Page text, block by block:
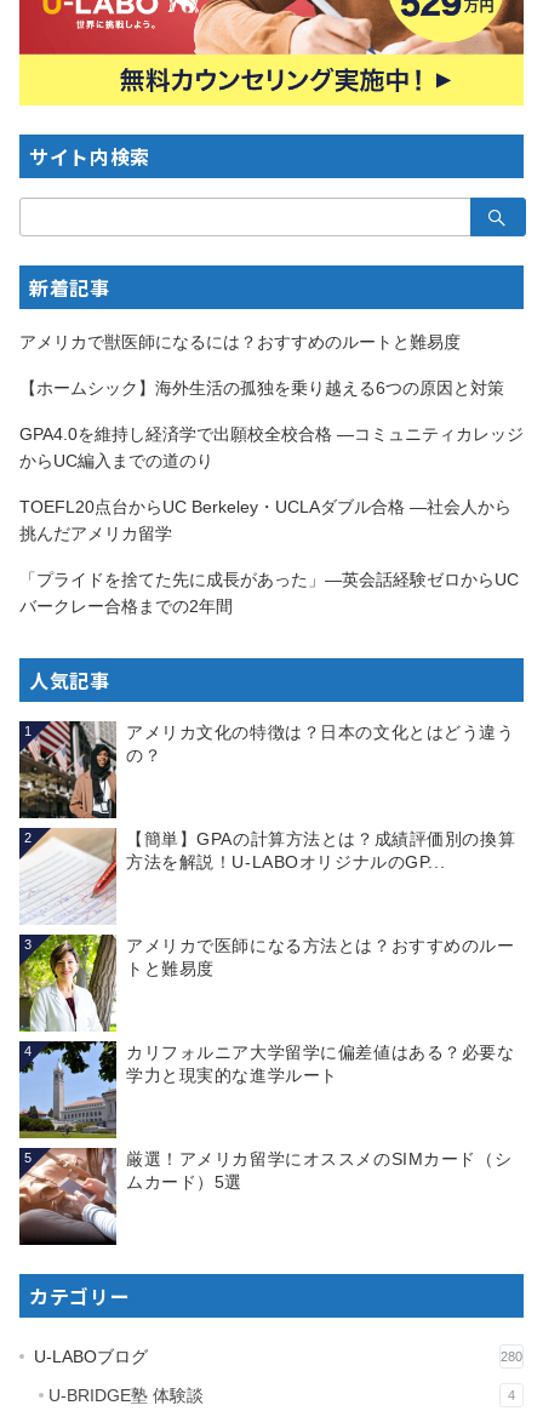
サイト内検索
索：
新着記事
アメリカで獣医師になるには？おすすめのルートと難易度
【ホームシック】海外生活の孤独を乗り越える6つの原因と対策
GPA4.0を維持し経済学で出願校全校合格 —コミュニティカレッジ
からUC編入までの道のり
TOEFL20点台からUC Berkeley・UCLAダブル合格 —社会人から
挑んだアメリカ留学
「プライドを捨てた先に成長があった」—英会話経験ゼロからUC
バークレー合格までの2年間
人気記事
1
アメリカ文化の特徴は？日本の文化とはどう違う
の？
2
【簡単】GPAの計算方法とは？成績評価別の換算
方法を解説！U-LABOオリジナルのGP...
3
アメリカで医師になる方法とは？おすすめのルー
トと難易度
4
カリフォルニア大学留学に偏差値はある？必要な
学力と現実的な進学ルート
5
厳選！アメリカ留学にオススメのSIMカード（シ
ムカード）5選
カテゴリー
U-LABOブログ 280
U-BRIDGE塾 体験談 4